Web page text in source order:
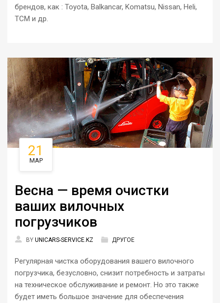
брендов, как : Toyota, Balkancar, Komatsu, Nissan, Heli,
TCM и др.
21
МАР
Весна — время очистки
ваших вилочных
погрузчиков
BY UNICARS-SERVICE.KZ ДРУГОЕ
Регулярная чистка оборудования вашего вилочного
погрузчика, безусловно, снизит потребность и затраты
на техническое обслуживание и ремонт. Но это также
будет иметь большое значение для обеспечения